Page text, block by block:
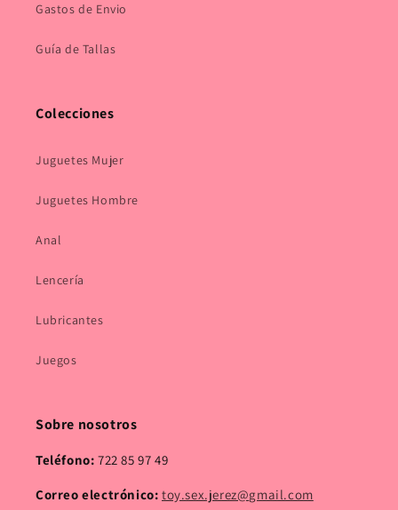
Gastos de Envio
Guía de Tallas
Colecciones
Juguetes Mujer
Juguetes Hombre
Anal
Lencería
Lubricantes
Juegos
Sobre nosotros
Teléfono: 722 85 97 49
Correo electrónico: toy.sex.jerez@gmail.com